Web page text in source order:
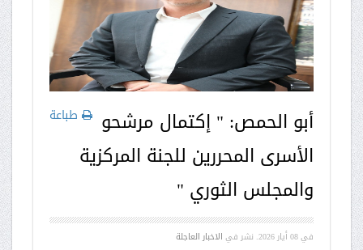
طباعة
أبو الحمص: " إكتمال مرشحو
الأسرى المحررين للجنة المركزية
والمجلس الثوري "
في08 أيار 2026 . نشر في الاخبار العاجلة